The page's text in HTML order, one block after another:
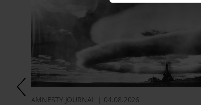
AMNESTY JOURNAL 04.08.2026